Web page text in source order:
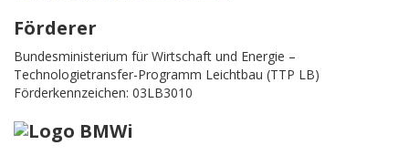
Förderer
Bundesministerium für Wirtschaft und Energie –
Technologietransfer-Programm Leichtbau (TTP LB)
Förderkennzeichen: 03LB3010